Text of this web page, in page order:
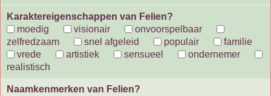
Karaktereigenschappen van Felien?
moedig
visionair
onvoorspelbaar
zelfredzaam
snel afgeleid populair
familie
vrede
artistiek sensueel
ondernemer
realistisch
Naamkenmerken van Felien?